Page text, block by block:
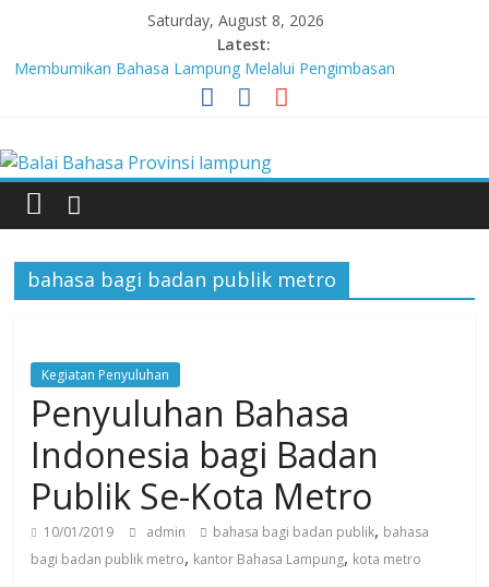
content
Saturday, August 8, 2026
Latest:
Membumikan Bahasa Lampung Melalui Pengimbasan
Revitalisasi Bahasa Daerah
Lebih dari 5,5 Juta Buku Bacaan Bermutu Dikirim untuk Perkuat
Literasi Anak Indonesia
Tingkatkan Kolaborasi Melalui Festival Literasi Lampung
Babak Final Festival Musikalisasi Puisi Kembali Digelar
Balai
Bahasa
Provinsi
Badan
Pengembangan
dan
Pembinaan
Bahasa
bahasa bagi badan publik metro
Kegiatan Penyuluhan
Penyuluhan Bahasa
Indonesia bagi Badan
Publik Se-Kota Metro
10/01/2019 admin bahasa bagi badan publik, bahasa
bagi badan publik metro, kantor Bahasa Lampung, kota metro